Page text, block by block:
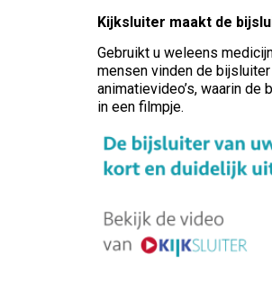
Kijksluiter maakt de
Gebruikt u weleens
mensen vinden de
animatievideo’s, waarin
in een filmpje.